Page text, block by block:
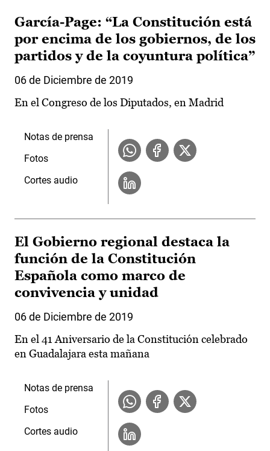
García-Page: “La Constitución está
por encima de los gobiernos, de los
partidos y de la coyuntura política”
06 de Diciembre de 2019
En el Congreso de los Diputados, en Madrid
Notas de prensa
Fotos
Cortes audio
El Gobierno regional destaca la
función de la Constitución
Española como marco de
convivencia y unidad
06 de Diciembre de 2019
En el 41 Aniversario de la Constitución celebrado
en Guadalajara esta mañana
Notas de prensa
Fotos
Cortes audio